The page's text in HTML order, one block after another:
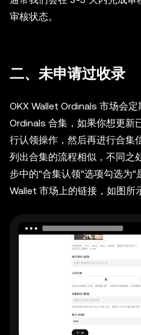
审核状态。
二、未申请过收录
OKX Wallet Ordinals 市场会
Ordinals 合集，如果你想更新
行认领操作，然后再进行合集
列出合集的流程相似，不同之
步中的"合集认领"选项勾选为"
Wallet 市场上的链接，如图所